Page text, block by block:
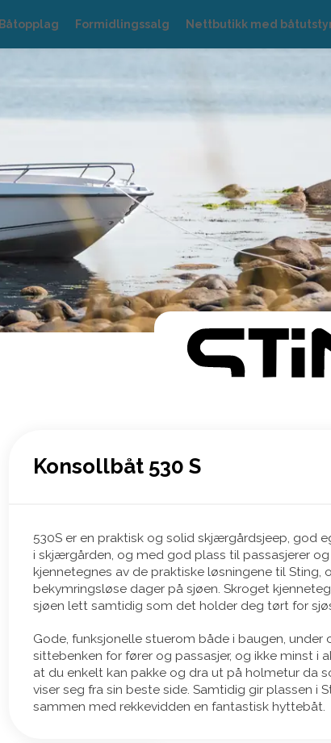
Båtopplag Formidlingssalg Nettbutikk med
Konsollbåt 530 S
530S er en praktisk og solid skjærgårdsjeep, god
i skjærgården, og med god plass til passasjerer
kjennetegnes av de praktiske løsningene til Sting,
bekymringsløse dager på sjøen. Skroget
sjøen lett samtidig som det holder deg tørt for
Gode, funksjonelle stuerom både i baugen, under
sittebenken for fører og passasjer, og ikke minst i
at du enkelt kan pakke og dra ut på holmetur da
viser seg fra sin beste side. Samtidig gir plassen i
sammen med rekkevidden en fantastisk hyttebåt.